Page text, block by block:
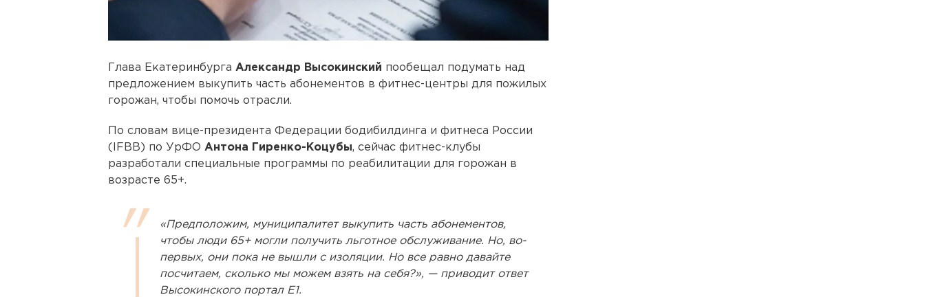
Глава Екатеринбурга Александр Высокинский пообещал подумать над
предложением выкупить часть абонементов в фитнес-центры для пожилых
горожан, чтобы помочь отрасли.
По словам вице-президента Федерации бодибилдинга и фитнеса России
(IFBB) по УрФО Антона Гиренко-Коцубы, сейчас фитнес-клубы
разработали специальные программы по реабилитации для горожан в
возрасте 65+.
«Предположим, муниципалитет выкупить часть абонементов,
чтобы люди 65+ могли получить льготное обслуживание. Но, во-
первых, они пока не вышли с изоляции. Но все равно давайте
посчитаем, сколько мы можем взять на себя?», — приводит ответ
Высокинского портал Е1.